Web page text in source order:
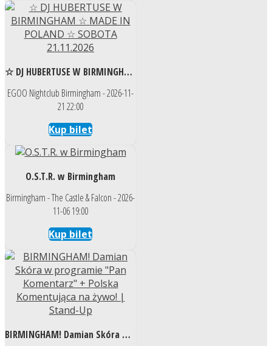
☆ DJ HUBERTUSE W BIRMINGHAM ☆ MADE IN POLAND ☆ SOBOTA 21.11.2026
EGOO Nightclub Birmingham - 2026-11-
21 22:00
Kup bilet
O.S.T.R. w Birmingham
Birmingham - The Castle & Falcon - 2026-
11-06 19:00
Kup bilet
BIRMINGHAM! Damian Skóra w programie "Pan Komentarz" + Polska Komentująca na żywo! | Stand-Up